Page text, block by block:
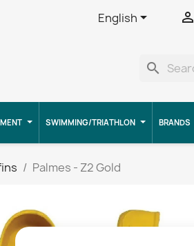
English 
search
SWIMMING/TRIATHLON BRANDS
Palmes - Z2 Gold